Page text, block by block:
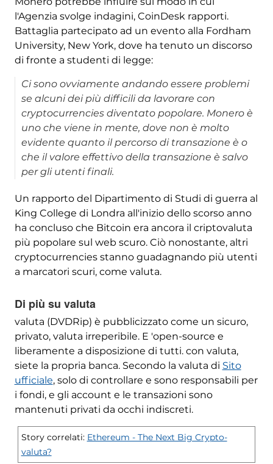
l'Agenzia svolge indagini, CoinDesk rapporti.
Battaglia partecipato ad un evento alla Fordham
University, New York, dove ha tenuto un discorso
di fronte a studenti di legge:
Ci sono ovviamente andando essere problemi
se alcuni dei più difficili da lavorare con
cryptocurrencies diventato popolare. Monero è
uno che viene in mente, dove non è molto
evidente quanto il percorso di transazione è o
che il valore effettivo della transazione è salvo
per gli utenti finali.
Un rapporto del Dipartimento di Studi di guerra al
King College di Londra all'inizio dello scorso anno
ha concluso che Bitcoin era ancora il criptovaluta
più popolare sul web scuro. Ciò nonostante, altri
cryptocurrencies stanno guadagnando più utenti
a marcatori scuri, come valuta.
Di più su valuta
valuta (DVDRip) è pubblicizzato come un sicuro,
privato, valuta irreperibile. E 'open-source e
liberamente a disposizione di tutti. con valuta,
siete la propria banca. Secondo la valuta di Sito
ufficiale, solo di controllare e sono responsabili per
i fondi, e gli account e le transazioni sono
mantenuti privati ​​da occhi indiscreti.
Story correlati: Ethereum - The Next Big Crypto-
valuta?